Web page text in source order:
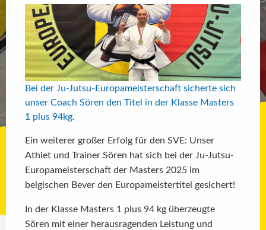
Bei der Ju-Jutsu-Europameisterschaft sicherte sich
unser Coach Sören den Titel in der Klasse Masters
1 plus 94kg.
Ein weiterer großer Erfolg für den SVE: Unser
Athlet und Trainer Sören hat sich bei der Ju-Jutsu-
Europameisterschaft der Masters 2025 im
belgischen Bever den Europameistertitel gesichert!
In der Klasse Masters 1 plus 94 kg überzeugte
Sören mit einer herausragenden Leistung und